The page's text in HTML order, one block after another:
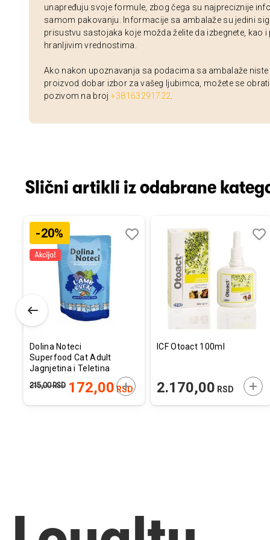
unapređuju svoje formule, zbog čega su najpreciznije
samom pakovanju. Informacije sa ambalaže su jedini
prisustvu sastojaka koje možda želite da izbegnete, kao
hranljivim vrednostima.
Ako nakon upoznavanja sa podacima sa ambalaže niste
proizvod dobar izbor za vašeg ljubimca, možete se
pozivom na broj +38163291722
Slični artikli iz odabrane
U KORPU
-20%
Dolina Noteci
Superfood Cat Adult
Jagnjetina i Teletina
172,00 RSD
215,00RSD DODAJTE U KORPU
ICF Otoact 100ml
2.170,00 RSD
listu
želja